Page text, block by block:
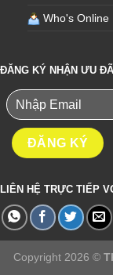
Who's Online
ĐĂNG KÝ NHẬN ƯU ĐÃI
LIÊN HỆ TRỰC TIẾP
Copyright 2026 ©